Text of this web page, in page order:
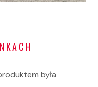
była